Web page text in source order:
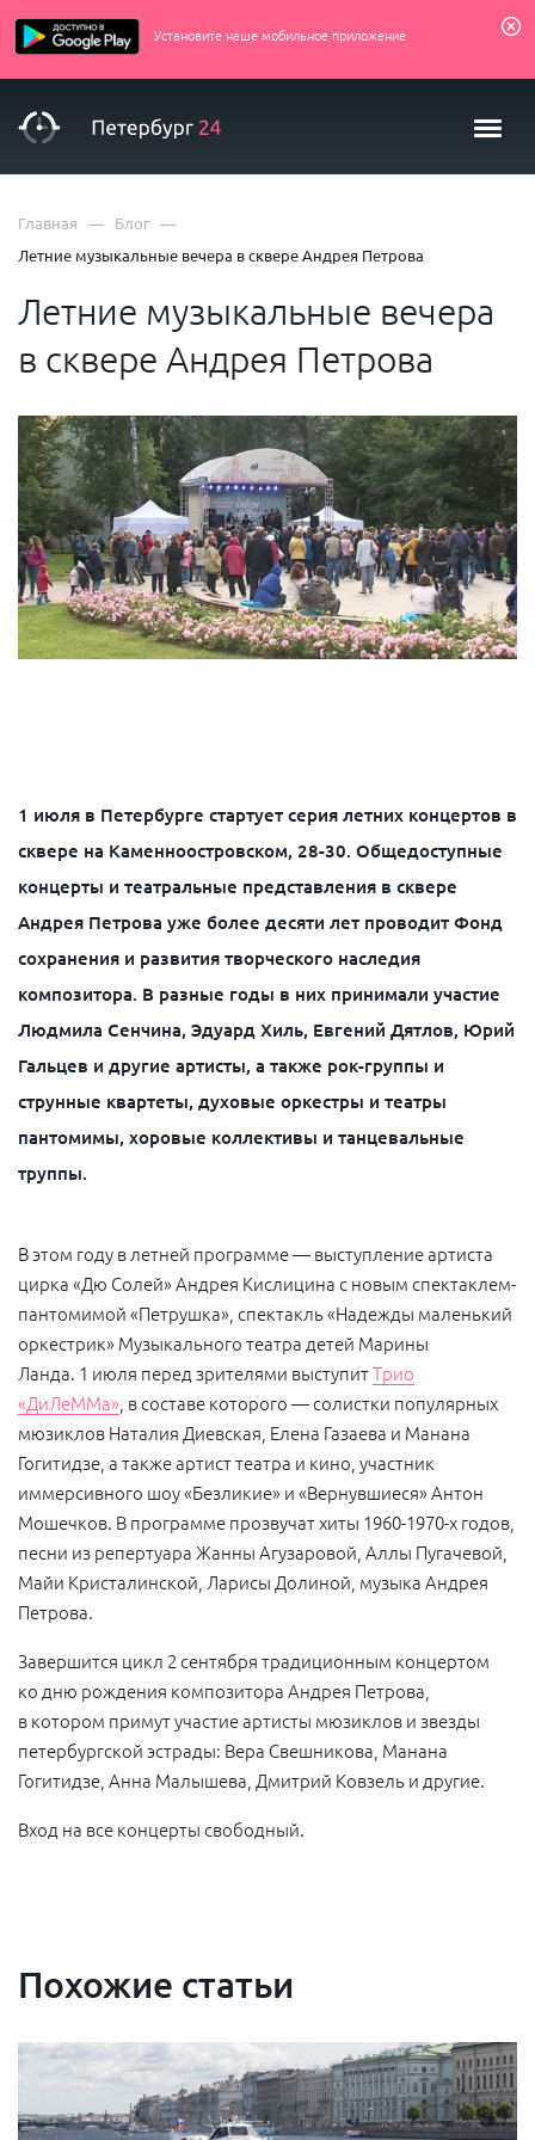
Установите наше мобильное приложение
Главная — Блог —
Летние музыкальные вечера в сквере Андрея Петрова
Летние музыкальные вечера
в сквере Андрея Петрова
1 июля в Петербурге стартует серия летних концертов в
сквере на Каменноостровском, 28-30. Общедоступные
концерты и театральные представления в сквере
Андрея Петрова уже более десяти лет проводит Фонд
сохранения и развития творческого наследия
композитора. В разные годы в них принимали участие
Людмила Сенчина, Эдуард Хиль, Евгений Дятлов, Юрий
Гальцев и другие артисты, а также рок-группы и
струнные квартеты, духовые оркестры и театры
пантомимы, хоровые коллективы и танцевальные
труппы.
В этом году в летней программе — выступление артиста
цирка «Дю Солей» Андрея Кислицина с новым спектаклем-
пантомимой «Петрушка», спектакль «Надежды маленький
оркестрик» Музыкального театра детей Марины
Ланда. 1 июля перед зрителями выступитТрио
«ДиЛеММа» , в составе которого — солистки популярных
мюзиклов Наталия Диевская, Елена Газаева и Манана
Гогитидзе, а также артист театра и кино, участник
иммерсивного шоу «Безликие» и «Вернувшиеся» Антон
Мошечков. В программе прозвучат хиты 1960-1970-х годов,
песни из репертуара Жанны Агузаровой, Аллы Пугачевой,
Майи Кристалинской, Ларисы Долиной, музыка Андрея
Петрова.
Завершится цикл 2 сентября традиционным концертом
ко дню рождения композитора Андрея Петрова,
в котором примут участие артисты мюзиклов и звезды
петербургской эстрады: Вера Свешникова, Манана
Гогитидзе, Анна Малышева, Дмитрий Ковзель и другие.
Вход на все концерты свободный.
Похожие статьи